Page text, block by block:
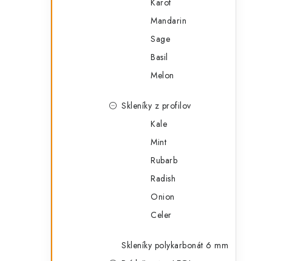
Karot
Mandarin
Sage
Basil
Melon
Skleníky z profilov
Kale
Mint
Rubarb
Radish
Onion
Celer
Skleníky polykarbonát 6 mm